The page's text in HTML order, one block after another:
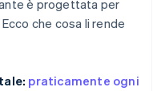
è progettata per
che cosa li rende
praticamente ogni